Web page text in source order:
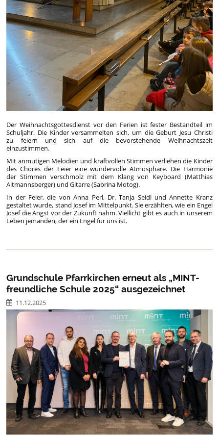
Der Weihnachtsgottesdienst vor den Ferien ist fester Bestandteil im
Schuljahr. Die Kinder versammelten sich, um die Geburt Jesu Christi
zu feiern und sich auf die bevorstehende Weihnachtszeit
einzustimmen.
Mit anmutigen Melodien und kraftvollen Stimmen verliehen die Kinder
des Chores der Feier eine wundervolle Atmosphäre. Die Harmonie
der Stimmen verschmolz mit dem Klang von Keyboard (Matthias
Altmannsberger) und Gitarre (Sabrina Motog).
In der Feier, die von Anna Perl, Dr. Tanja Seidl und Annette Kranz
gestaltet wurde, stand Josef im Mittelpunkt. Sie erzählten, wie ein Engel
Josef die Angst vor der Zukunft nahm. Viellicht gibt es auch in unserem
Leben jemanden, der ein Engel für uns ist.
Grundschule Pfarrkirchen erneut als „MINT-
freundliche Schule 2025“ ausgezeichnet
11.12.2025